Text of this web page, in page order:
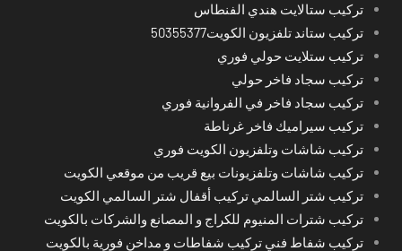
تركيب ستالايت هندي الفنطاس
تركيب ستاند تلفزيون الكويت50355377
تركيب ستلايت حولي فوري
تركيب سجاد فاخر حولي
تركيب سجاد فاخر في الفروانية فوري
تركيب سيراميك فاخر غرناطة
تركيب شاشات وتلفزيون الكويت فوري
تركيب شاشات وتلفزيونات بيع قريب من موقعي الكويت
تركيب شتر السالمي تركيب أقفال شتر السالمي الكويت
تركيب شترات المنيوم للكراج و المصانع والشركات بالكويت
تركيب شفاط فني تركيب شفاطات و مداخن فورية بالكويت